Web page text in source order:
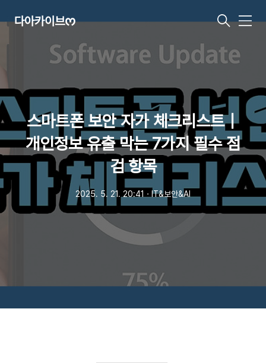
다아카이브ᰔ
메
스마트폰 보안 자가 체크리스트｜
개인정보 유출 막는 7가지 필수 점
검 항목
2025. 5. 21. 20:41 ㆍ IT&보안&AI